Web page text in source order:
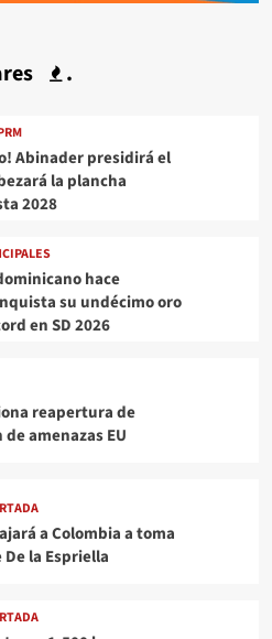
.
Abinader presidirá el
la plancha
2028
hace
su undécimo oro
en SD 2026
reapertura de
amenazas EU
a Colombia a toma
la Espriella